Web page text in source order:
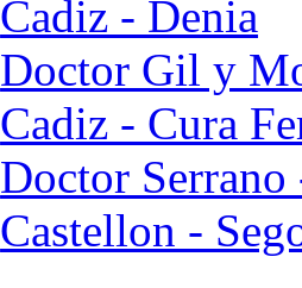
Cadiz - Denia
Doctor Gil y
Cadiz - Cura
Doctor
Castellon -